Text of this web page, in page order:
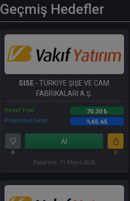
Geçmiş Hedefler
SISE - TÜRKİYE ŞİŞE VE CAM
FABRİKALARI A.Ş.
Hedef Fiyat 70.30 ₺
Potansiyel Getiri %65.65
0
Al
0
Pazartesi, 11 Mayıs 2026